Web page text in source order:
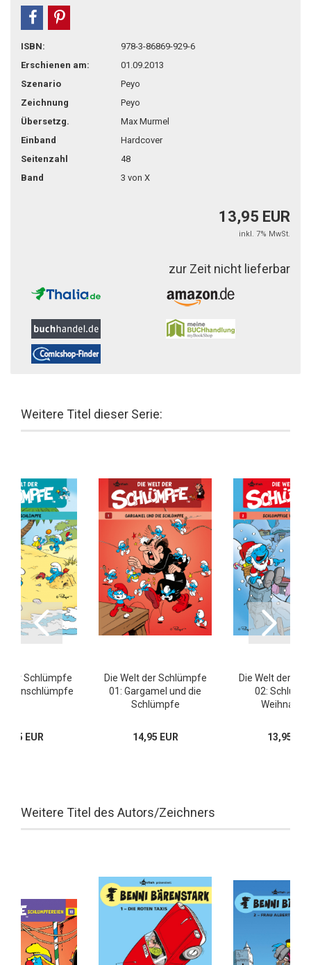
teilen
ISBN:
978-3-86869-929-6
Erschienen am:
01.09.2013
Szenario
Peyo
Zeichnung
Peyo
Übersetzg.
Max Murmel
Einband
Hardcover
Seitenzahl
48
Band
3 von X
13,95 EUR
inkl. 7% MwSt.
zur Zeit nicht lieferbar
Weitere Titel dieser Serie:
der Schlümpfe
EUR
Die Welt der Schlümpfe
01: Gargamel und die
Schlümpfe
14,95 EUR
Die Welt der
02:
13,95
Weitere Titel des Autors/Zeichners